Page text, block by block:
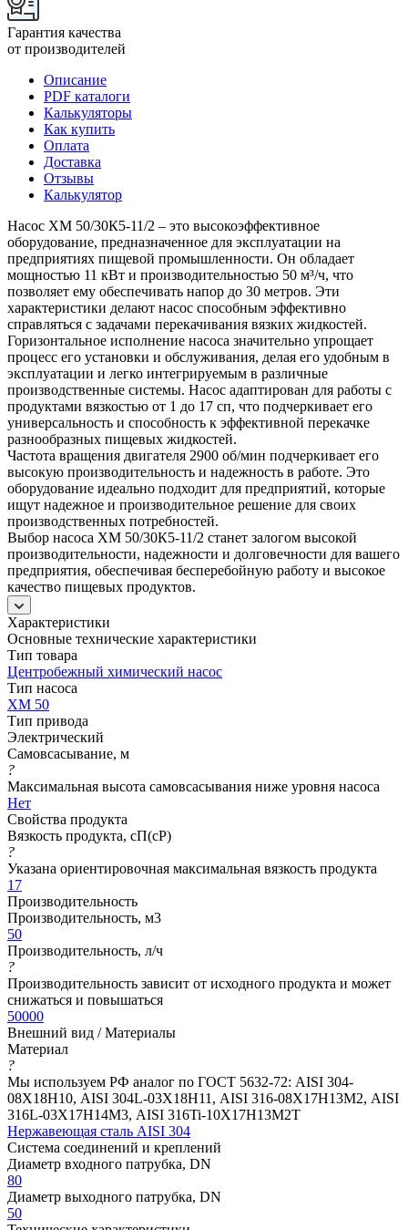
Гарантия качества
от производителей
Описание
PDF каталоги
Калькуляторы
Как купить
Оплата
Доставка
Отзывы
Калькулятор
Насос ХМ 50/30К5-11/2 – это высокоэффективное
оборудование, предназначенное для эксплуатации на
предприятиях пищевой промышленности. Он обладает
мощностью 11 кВт и производительностью 50 м³/ч, что
позволяет ему обеспечивать напор до 30 метров. Эти
характеристики делают насос способным эффективно
справляться с задачами перекачивания вязких жидкостей.
Горизонтальное исполнение насоса значительно упрощает
процесс его установки и обслуживания, делая его удобным в
эксплуатации и легко интегрируемым в различные
производственные системы. Насос адаптирован для работы с
продуктами вязкостью от 1 до 17 сп, что подчеркивает его
универсальность и способность к эффективной перекачке
разнообразных пищевых жидкостей.
Частота вращения двигателя 2900 об/мин подчеркивает его
высокую производительность и надежность в работе. Это
оборудование идеально подходит для предприятий, которые
ищут надежное и производительное решение для своих
производственных потребностей.
Выбор насоса ХМ 50/30К5-11/2 станет залогом высокой
производительности, надежности и долговечности для вашего
предприятия, обеспечивая бесперебойную работу и высокое
качество пищевых продуктов.
Характеристики
Основные технические характеристики
Тип товара
Центробежный химический насос
Тип насоса
ХМ 50
Тип привода
Электрический
Самовсасывание, м
?
Максимальная высота самовсасывания ниже уровня насоса
Нет
Свойства продукта
Вязкость продукта, сП(cP)
?
Указана ориентировочная максимальная вязкость продукта
17
Производительность
Производительность, м3
50
Производительность, л/ч
?
Производительность зависит от исходного продукта и может
снижаться и повышаться
50000
Внешний вид / Материалы
Материал
?
Мы используем РФ аналог по ГОСТ 5632-72: AISI 304-
08Х18Н10, AISI 304L-03Х18Н11, AISI 316-08Х17Н13М2, AISI
316L-03Х17Н14М3, AISI 316Ti-10Х17Н13М2Т
Нержавеющая сталь AISI 304
Система соединений и креплений
Диаметр входного патрубка, DN
80
Диаметр выходного патрубка, DN
50